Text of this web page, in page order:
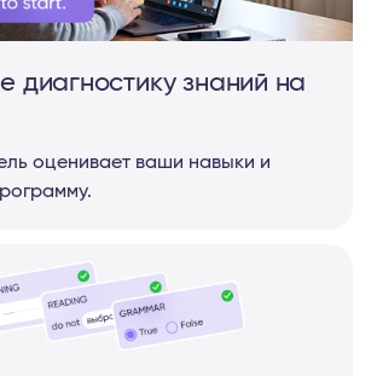
запас после курса —
для базового общения
еда и напитки работа хобби
в следующих
диагностику знаний на
оценивает ваши навыки и